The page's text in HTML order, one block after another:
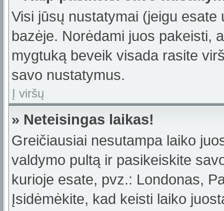
Visi jūsų nustatymai (jeigu
bazėje. Norėdami juos pakeisti,
mygtuką beveik visada rasite
savo nustatymus.
Į viršų
» Neteisingas laikas!
Greičiausiai nesutampa laiko
valdymo pultą ir pasikeiskite
kurioje esate, pvz.: Londonas,
Įsidėmėkite, kad keisti laiko